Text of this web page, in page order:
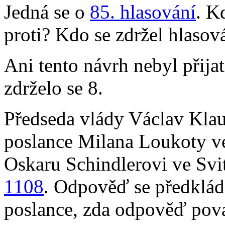
Jedná se o 85. hlasování.
proti? Kdo se zdržel
Ani tento návrh nebyl
zdrželo se 8.
Předseda vlády Václav
poslance Milana Loukoty
Oskaru Schindlerovi ve
1108. Odpověď se
poslance, zda odpověď